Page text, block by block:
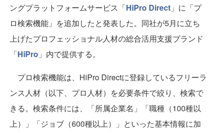
ングプラットフォームサービス「HiPro Direct 」に「プ
ロ検索機能」を追加したと発表した。同社が5月に立ち
上げたプロフェッショナル人材の総合活用支援ブランド
「HiPro 」内で提供する。
プロ検索機能は、HiPro Directに登録しているフリーラ
ンス人材（以下、プロ人材）を必要条件で絞り、検索で
きる。検索条件には、「所属企業名」「職種（100種以
上）」「ジョブ（600種以上）」といった基本情報に加